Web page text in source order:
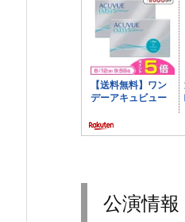
公演情報